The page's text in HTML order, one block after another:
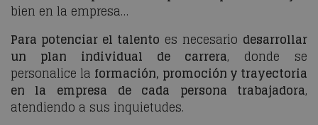
bien en la empresa…
Para potenciar el talento es necesario desarrollar
un plan individual de carrera, donde se
personalice la formación, promoción y trayectoria
en la empresa
de cada persona trabajadora,
atendiendo a sus inquietudes.